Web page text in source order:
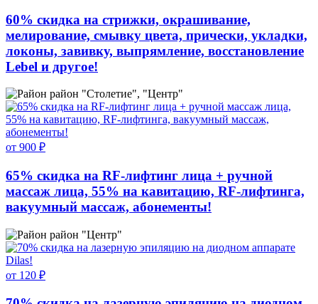
60% скидка на стрижки, окрашивание,
мелирование, смывку цвета, прически, укладки,
локоны, завивку, выпрямление, восстановление
Lebel и другое!
район "Столетие", "Центр"
от 900 ₽
65% скидка на RF-лифтинг лица + ручной
массаж лица, 55% на кавитацию, RF-лифтинга,
вакуумный массаж, абонементы!
район "Центр"
от 120 ₽